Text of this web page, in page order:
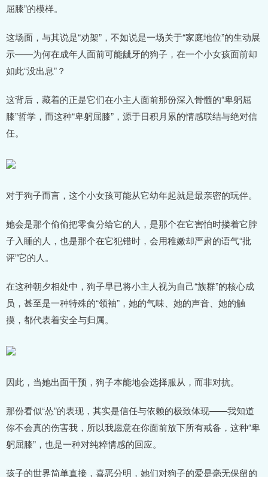
屈膝”的模样。
这场面，与其说是“劝架”，不如说是一场关于“家庭地位”的生动展
示——为何在成年人面前可能龇牙的狗子，在一个小女孩面前却
如此“没出息”？
这背后，藏着的正是它们在小主人面前那份深入骨髓的“卑躬屈
膝”哲学，而这种“卑躬屈膝”，源于日积月累的情感联结与绝对信
任。
对于狗子而言，这个小女孩可能从它幼年起就是最亲密的玩伴。
她会是那个偷偷把零食分给它的人，是那个在它害怕时搂着它脖
子入睡的人，也是那个在它犯错时，会用稚嫩却严肃的语气“批
评”它的人。
在这种朝夕相处中，狗子早已将小主人视为自己“族群”的核心成
员，甚至是一种特殊的“领袖”，她的气味、她的声音、她的触
摸，都代表着安全与归属。
因此，当她出面干预，狗子本能地会选择服从，而非对抗。
那份看似“怂”的表现，其实是信任与依赖的极致体现——我知道
你不会真的伤害我，所以我愿意在你面前放下所有戒备，这种“卑
躬屈膝”，也是一种对纯粹情感的回应。
孩子的世界简单直接，喜恶分明，她们对狗子的爱是毫无保留的